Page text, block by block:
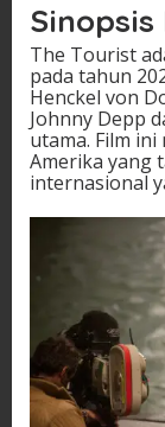
The Tourist
pada tahun
Henckel von
Johnny Depp
utama. Film
Amerika yang
internasional